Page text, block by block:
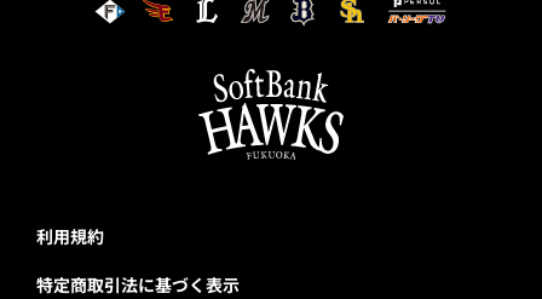
利用規約
特定商取引法に基づく表示